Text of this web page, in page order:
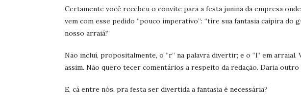
Certamente você recebeu o convite para a festa junina da empresa
vem com esse pedido “pouco imperativo”: “tire sua fantasia caipira do
nosso arraiá!”
Não incluí, propositalmente, o “r” na palavra divertir; e o “l” em
assim. Não quero tecer comentários a respeito da redação. Daria outro
E, cá entre nós, pra festa ser divertida a fantasia é necessária?